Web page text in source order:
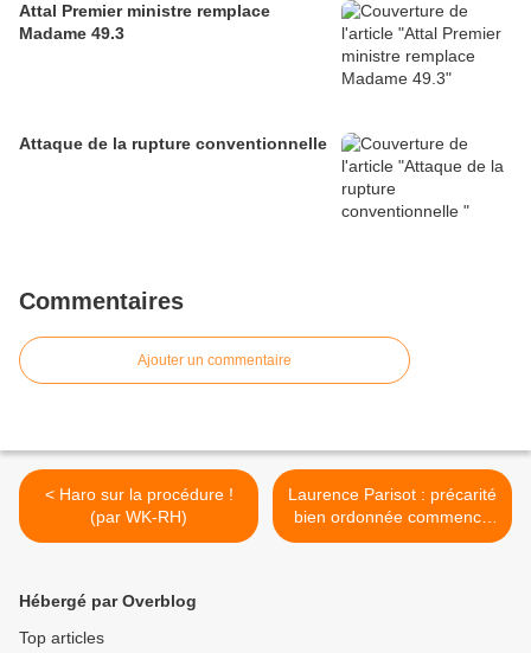
Attal Premier ministre remplace
Madame 49.3
Attaque de la rupture conventionnelle
Commentaires
Ajouter un commentaire
< Haro sur la procédure !
(par WK-RH)
Laurence Parisot : précarité
bien ordonnée commence
chez soi... Par Marianne.fr
Hébergé par Overblog
Top articles